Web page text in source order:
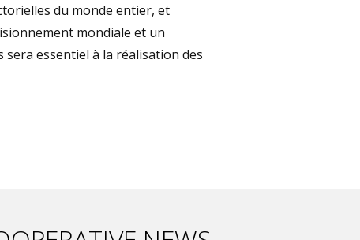
du monde entier, et
mondiale et un
essentiel à la réalisation des